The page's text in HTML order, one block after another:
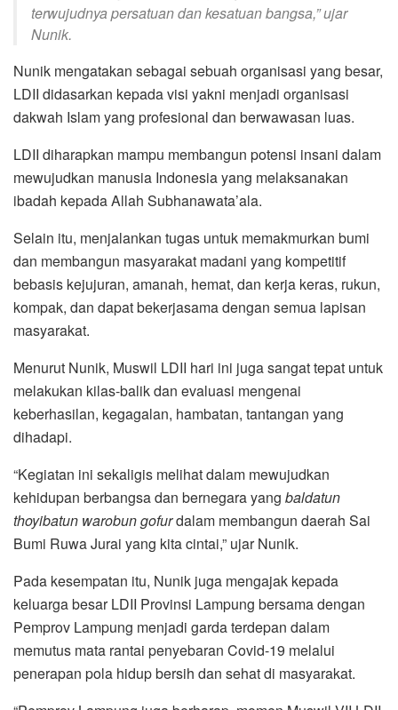
terwujudnya persatuan dan kesatuan bangsa,” ujar
Nunik.
Nunik mengatakan sebagai sebuah organisasi yang besar,
LDII didasarkan kepada visi yakni menjadi organisasi
dakwah Islam yang profesional dan berwawasan luas.
LDII diharapkan mampu membangun potensi insani dalam
mewujudkan manusia Indonesia yang melaksanakan
ibadah kepada Allah Subhanawata’ala.
Selain itu, menjalankan tugas untuk memakmurkan bumi
dan membangun masyarakat madani yang kompetitif
bebasis kejujuran, amanah, hemat, dan kerja keras, rukun,
kompak, dan dapat bekerjasama dengan semua lapisan
masyarakat.
Menurut Nunik, Muswil LDII hari ini juga sangat tepat untuk
melakukan kilas-balik dan evaluasi mengenai
keberhasilan, kegagalan, hambatan, tantangan yang
dihadapi.
“Kegiatan ini sekaligis melihat dalam mewujudkan
kehidupan berbangsa dan bernegara yang baldatun
thoyibatun warobun gofurdalam membangun daerah Sai
Bumi Ruwa Jurai yang kita cintai,” ujar Nunik.
Pada kesempatan itu, Nunik juga mengajak kepada
keluarga besar LDII Provinsi Lampung bersama dengan
Pemprov Lampung menjadi garda terdepan dalam
memutus mata rantai penyebaran Covid-19 melalui
penerapan pola hidup bersih dan sehat di masyarakat.